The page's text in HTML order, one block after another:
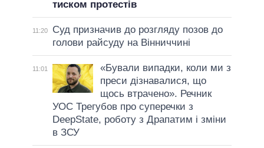
тиском протестів
11:20
Суд призначив до розгляду позов до
голови райсуду на Вінниччині
11:01
«Бували випадки, коли ми з
преси дізнавалися, що
щось втрачено». Речник
УОС Трегубов про cуперечки з
DeepState, роботу з Драпатим і зміни
в ЗСУ